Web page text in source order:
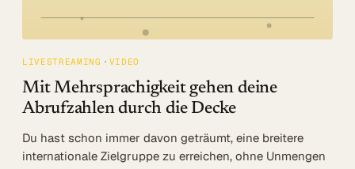
LIVESTREAMING VIDEO
Mit Mehrsprachigkeit gehen deine
Abrufzahlen durch die Decke
Du hast schon immer davon geträumt, eine breitere
internationale Zielgruppe zu erreichen, ohne Unmengen